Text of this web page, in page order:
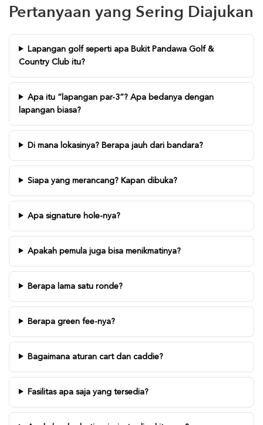
Pertanyaan yang Sering Diajukan
Lapangan golf seperti apa Bukit Pandawa Golf &
Country Club itu?
Apa itu “lapangan par-3”? Apa bedanya dengan
lapangan biasa?
Di mana lokasinya? Berapa jauh dari bandara?
Siapa yang merancang? Kapan dibuka?
Apa signature hole-nya?
Apakah pemula juga bisa menikmatinya?
Berapa lama satu ronde?
Berapa green fee-nya?
Bagaimana aturan cart dan caddie?
Fasilitas apa saja yang tersedia?